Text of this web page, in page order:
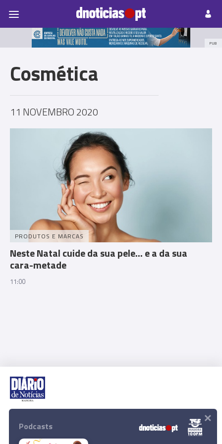
Prazeres Paisagens
PUB
Cosmética
11 NOVEMBRO 2020
PRODUTOS E MARCAS
Neste Natal cuide da sua pele... e a da sua
cara-metade
11:00
Rua Dr. Fernão de Ornelas, 56 - 3º
291 202 300
Podcasts ×